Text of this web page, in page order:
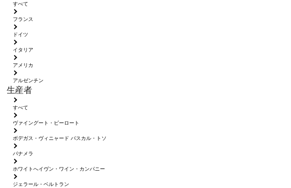
すべて
フランス
ドイツ
イタリア
アメリカ
アルゼンチン
生産者
すべて
ヴァイングート・ピーロート
ボデガス・ヴィニャード パスカル・トソ
パナメラ
ホワイトへイヴン・ワイン・カンパニー
ジェラール・ベルトラン